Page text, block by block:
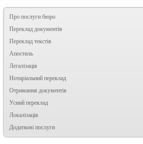
Про послуги бюро
Переклад документів
Переклад текстів
Апостиль
Легалізація
Нотаріальний переклад
Отримання документів
Усний переклад
Локалізація
Додаткові послуги